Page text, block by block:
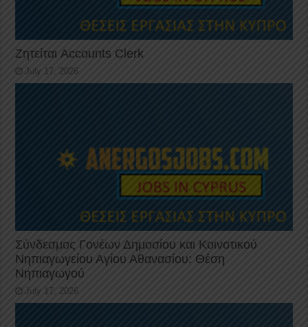
Ζητείται Accounts Clerk
July 17, 2026
Σύνδεσμος Γονέων Δημοσίου και Κοινοτικού
Νηπιαγωγείου Αγίου Αθανασίου: Θέση
Νηπιαγωγού
July 17, 2026